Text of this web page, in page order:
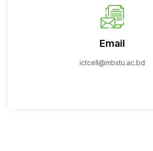
Email
ictcell@mbstu.ac.bd